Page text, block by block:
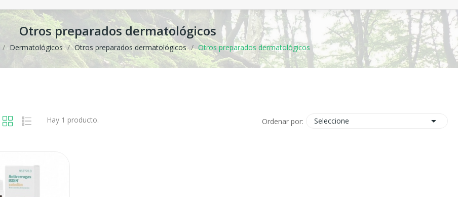
Otros preparados dermatológicos
Dermatológicos Otros preparados dermatológicos Otros preparados dermatológicos
Hay 1 producto. Ordenar por: Seleccione 